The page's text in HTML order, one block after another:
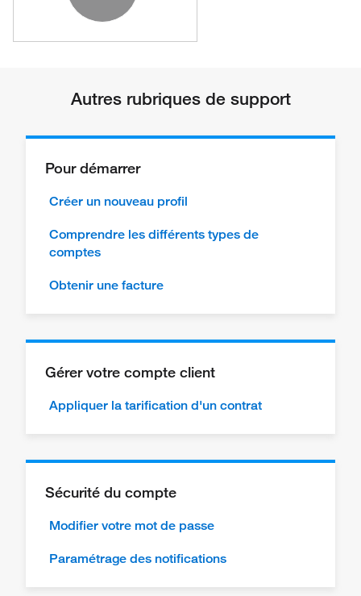
Play Video
Autres rubriques de support
Pour démarrer
Créer un nouveau profil
Comprendre les différents types de
comptes
Obtenir une facture
Gérer votre compte client
Appliquer la tarification d'un contrat
Sécurité du compte
Modifier votre mot de passe
Paramétrage des notifications